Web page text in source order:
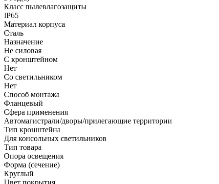
Класс пылевлагозащиты
IP65
Материал корпуса
Сталь
Назначение
Не силовая
С кронштейном
Нет
Со светильником
Нет
Способ монтажа
Фланцевый
Сфера применения
Автомагистрали/дворы/прилегающие территории
Тип кронштейна
Для консольных светильников
Тип товара
Опора освещения
Форма (сечение)
Круглый
Цвет покрытия